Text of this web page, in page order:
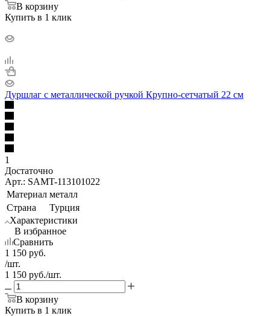
В корзину
Купить в 1 клик
Дуршлаг с металлической ручкой Крупно-сетчатый 22 см
1
Достаточно
Арт.: SAMT-113101022
Материал металл
Страна
Турция
Характеристики
В избранное
Сравнить
1 150 руб.
/шт.
1 150 руб./шт.
В корзину
Купить в 1 клик